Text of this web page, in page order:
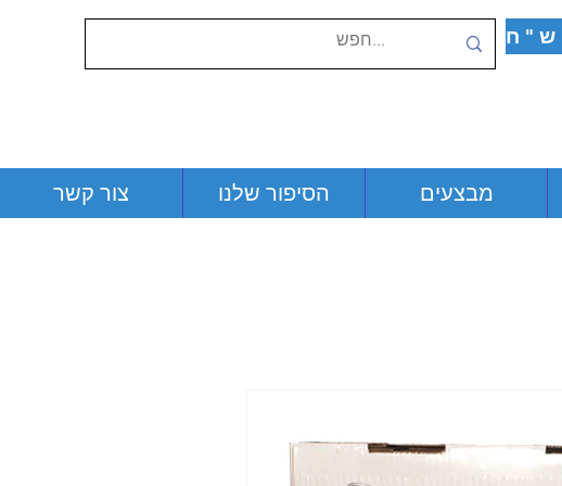
צור קשר הסיפור שלנו מבצעים